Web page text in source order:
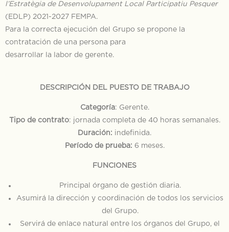
l’Estratègia de Desenvolupament Local Participatiu Pesquer
(EDLP) 2021-2027 FEMPA.
Para la correcta ejecución del Grupo se propone la
contratación de una persona para
desarrollar la labor de gerente.
DESCRIPCIÓN DEL PUESTO DE TRABAJO
Categoría: Gerente.
Tipo de contrato: jornada completa de 40 horas semanales.
Duración: indefinida.
Período de prueba: 6 meses.
FUNCIONES
Principal órgano de gestión diaria.
Asumirá la dirección y coordinación de todos los servicios
del Grupo.
Servirá de enlace natural entre los órganos del Grupo, el